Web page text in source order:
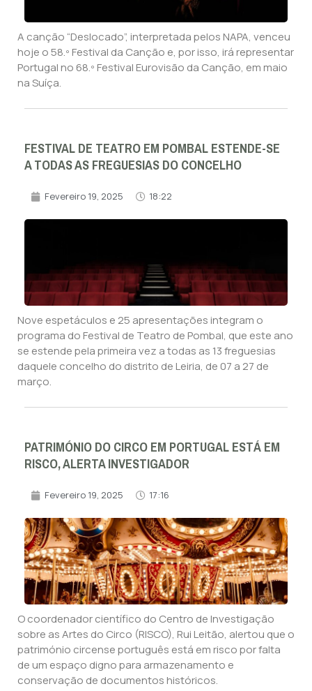
A canção “Deslocado”, interpretada pelos NAPA, venceu
hoje o 58.º Festival da Canção e, por isso, irá representar
Portugal no 68.º Festival Eurovisão da Canção, em maio
na Suíça.
FESTIVAL DE TEATRO EM POMBAL ESTENDE-SE
A TODAS AS FREGUESIAS DO CONCELHO
Fevereiro 19, 2025 18:22
Nove espetáculos e 25 apresentações integram o
programa do Festival de Teatro de Pombal, que este ano
se estende pela primeira vez a todas as 13 freguesias
daquele concelho do distrito de Leiria, de 07 a 27 de
março.
PATRIMÓNIO DO CIRCO EM PORTUGAL ESTÁ EM
RISCO, ALERTA INVESTIGADOR
Fevereiro 19, 2025 17:16
O coordenador científico do Centro de Investigação
sobre as Artes do Circo (RISCO), Rui Leitão, alertou que o
património circense português está em risco por falta
de um espaço digno para armazenamento e
conservação de documentos históricos.